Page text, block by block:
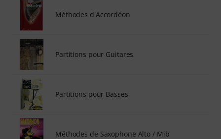
Méthodes d'Accordéon
Partitions pour Guitares
Partitions pour Basses
Méthodes de Saxophone Alto / Mib